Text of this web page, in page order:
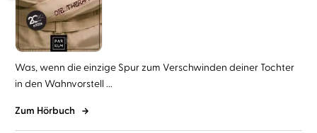
Was, wenn die einzige Spur zum Verschwinden deiner Tochter
in den Wahnvorstell ...
Zum Hörbuch